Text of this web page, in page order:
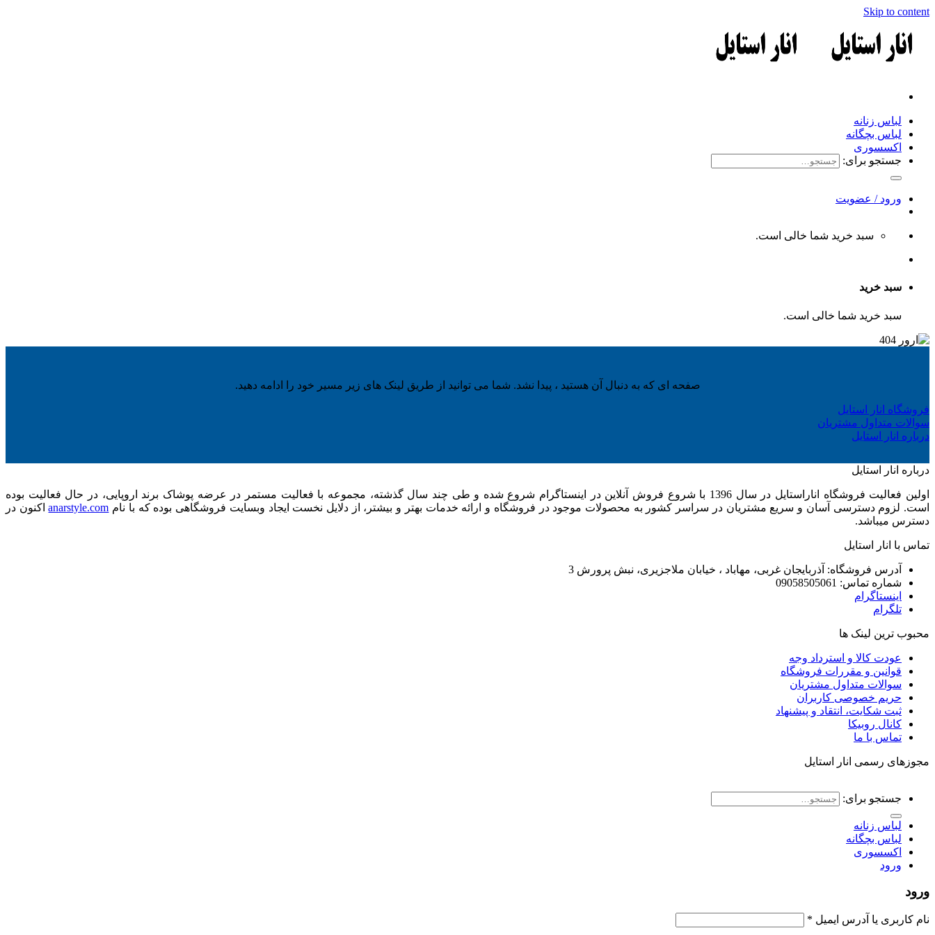
Skip to content
لباس زنانه
لباس بچگانه
اکسسوری
جستجو برای:
ورود / عضویت
سبد خرید شما خالی است.
سبد خرید
سبد خرید شما خالی است.
صفحه ای که به دنبال آن هستید ، پیدا نشد. شما می توانید از طریق لینک های زیر مسیر خود را ادامه دهید.
فروشگاه انار استایل
سوالات متداول مشتریان
درباره انار استایل
درباره انار استایل
اولین فعالیت فروشگاه اناراستایل در سال 1396 با شروع فروش آنلاین در اینستاگرام شروع شده و طی چند سال گذشته، مجموعه با فعالیت مستمر در عرضه پوشاک برند اروپایی، در حال فعالیت بوده
است. لزوم دسترسی آسان و سریع مشتریان در سراسر کشور به محصولات موجود در فروشگاه و ارائه خدمات بهتر و بیشتر، از دلایل نخست ایجاد وبسایت فروشگاهی بوده که با نام anarstyle.comاکنون در
دسترس میباشد.
تماس با انار استایل
آدرس فروشگاه: آذربایجان غربی، مهاباد ، خیابان ملاجزیری، نبش پرورش 3
شماره تماس: 09058505061
اینستاگرام
تلگرام
محبوب ترین لینک ها
عودت کالا و استرداد وجه
قوانین و مقررات فروشگاه
سوالات متداول مشتریان
حریم خصوصی کاربران
ثبت شکایت، انتقاد و پیشنهاد
کانال روبیکا
تماس با ما
مجوزهای رسمی انار استایل
جستجو برای:
لباس زنانه
لباس بچگانه
اکسسوری
ورود
ورود
نام کاربری یا آدرس ایمیل *